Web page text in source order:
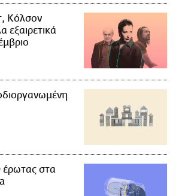
Κόλσον
εξαιρετικά
στα